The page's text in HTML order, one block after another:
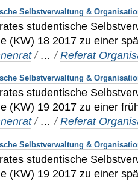
Selbstverwaltung &
studentische
(KW) 18 2017 zu einer
/ …/Referat
Selbstverwaltung &
studentische
(KW) 19 2017 zu einer
/ …/Referat
Selbstverwaltung &
studentische
(KW) 19 2017 zu einer